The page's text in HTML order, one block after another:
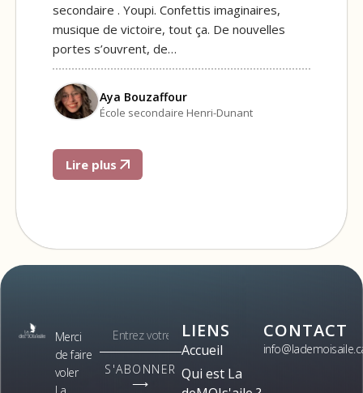
secondaire . Youpi. Confettis imaginaires,
musique de victoire, tout ça. De nouvelles
portes s’ouvrent, de…
Aya Bouzaffour
École secondaire Henri-Dunant
Lire plus
Merci
de faire
voler
La
S'ABONNER
⟶
LIENS
Accueil
Qui est La
CONTACT